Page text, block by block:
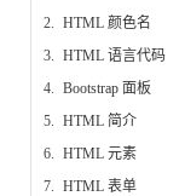
2.
HTML 颜色名
3.
HTML 语言代码
4.
Bootstrap 面板
5.
HTML 简介
6.
HTML 元素
7.
HTML 表单